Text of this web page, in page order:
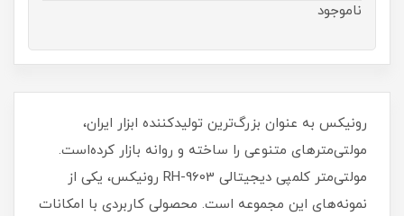
ناموجود
رونیکس به عنوان بزرگ‌ترین تولیدکننده ابزار ایران،
مولتی‌مترهای متنوعی را ساخته و روانه بازار کرده‌است.
مولتی‌متر کلمپی دیجیتالی RH-9603 رونیکس، یکی از
نمونه‌های این مجموعه است. محصولی کاربردی با امکانات